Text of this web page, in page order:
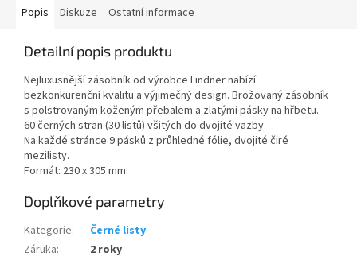
Popis Diskuze Ostatní informace
Detailní popis produktu
Nejluxusnější zásobník od výrobce Lindner nabízí
bezkonkurenční kvalitu a výjimečný design. Brožovaný zásobník
s polstrovaným koženým přebalem a zlatými pásky na hřbetu.
60 černých stran (30 listů) všitých do dvojité vazby.
Na každé stránce 9 pásků z průhledné fólie, dvojité čiré
mezilisty.
Formát: 230 x 305 mm.
Doplňkové parametry
Kategorie:
Černé listy
Záruka: 2 roky